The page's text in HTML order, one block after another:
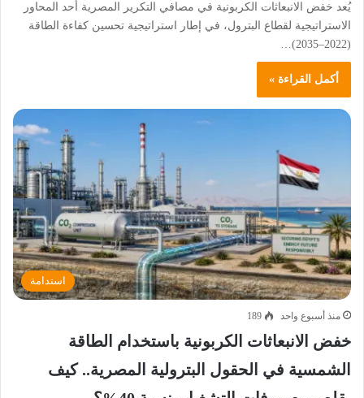
يُعد خفض الانبعاثات الكربونية في مصافي التكرير المصرية أحد المحاور
الاستراتيجية لقطاع البترول، في إطار استراتيجية تحسين كفاءة الطاقة
(2022–2035)…
أكمل القراءة »
استدامة
منذ أسبوع واحد 189
خفض الانبعاثات الكربونية باستخدام الطاقة
الشمسية في الحقول البترولية المصرية.. كيف